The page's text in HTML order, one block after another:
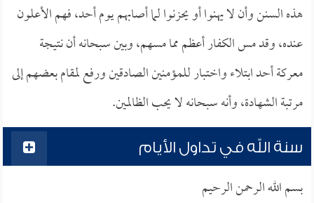
هذه السنن وأن لا يهنوا أو يحزنوا لما أصابهم يوم أحد، فهم الأعلون
عنده، وقد مس الكفار أعظم مما مسهم، وبين سبحانه أن نتيجة
معركة أحد ابتلاء واختبار للمؤمنين الصادقين ورفع لمقام بعضهم إلى
مرتبة الشهادة، وأنه سبحانه لا يحب الظالمين.
سنة الله في تداول الأيام
بسم الله الرحمن الرحيم